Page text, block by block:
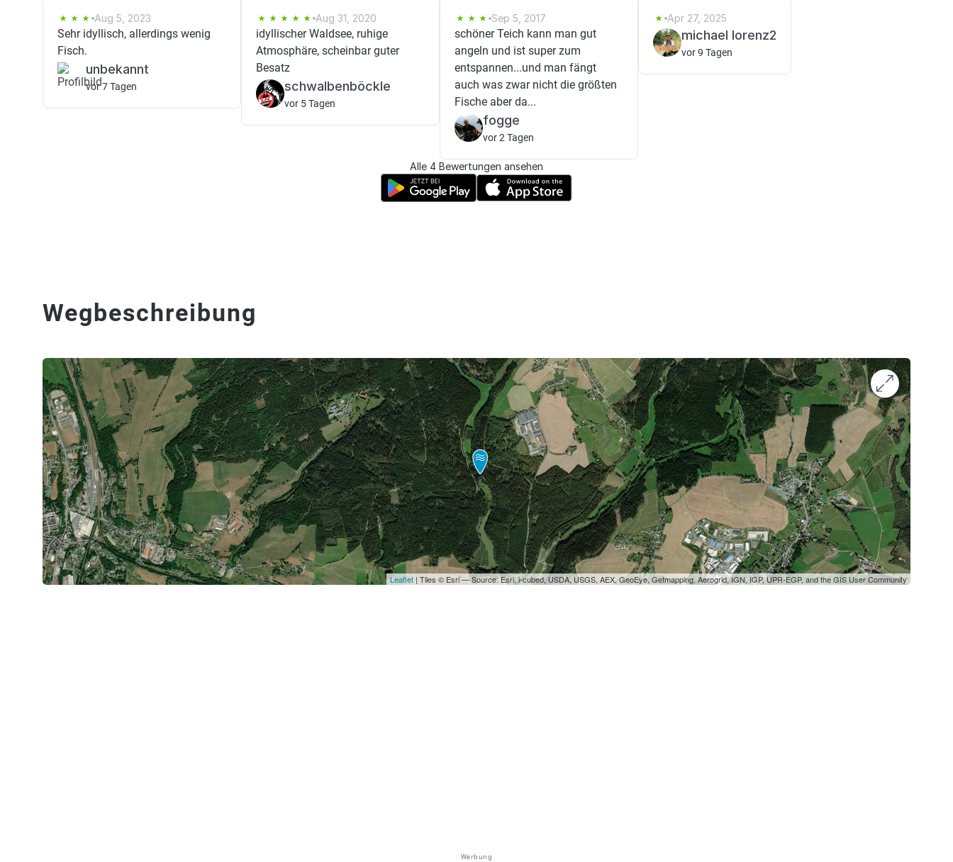
Aug 5, 2023
Sehr idyllisch, allerdings wenig
Fisch.
unbekannt
vor 7 Tagen
Aug 31, 2020
idyllischer Waldsee, ruhige
Atmosphäre, scheinbar guter
Besatz
schwalbenböckle
vor 5 Tagen
Sep 5, 2017
schöner Teich kann man gut
angeln und ist super zum
entspannen...und man fängt
auch was zwar nicht die größten
Fische aber da...
fogge
vor 2 Tagen
Apr 27, 2025
michael lorenz2
vor 9 Tagen
Alle 4 Bewertungen ansehen
Wegbeschreibung
Leaflet | Tiles © Esri — Source: Esri, i-cubed, USDA, USGS, AEX, GeoEye, Getmapping, Aerogrid, IGN, IGP, UPR-EGP, and the GIS User Community
Werbung